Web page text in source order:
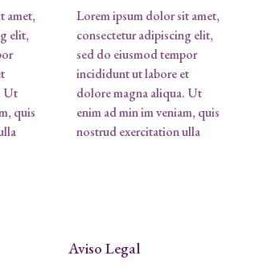
amet,
elit,
Ut
quis
Lorem ipsum dolor sit amet,
consectetur adipiscing elit,
sed do eiusmod tempor
incididunt ut labore et
dolore magna aliqua. Ut
enim ad min im veniam, quis
nostrud exercitation ulla
Aviso Legal